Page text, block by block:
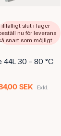
slut i lager -
nu för leverans
snart som möjligt
44L 30 - 80 °C
SEK
Exkl.